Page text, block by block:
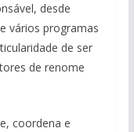
desde
vários programas
de ser
de renome
coordena e